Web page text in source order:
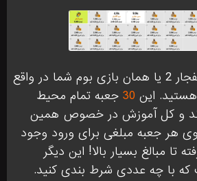
در این بازی انلاین انفجار 2 یا همان بازی بوم شما در واقع
این 30 جعبه تمام محیط
اند و کل آموزش در خصوص همین
هر جعبه مبلغی برای ورود وجود
تا مبالغ بسیار بالا! این دیگر
با چه عددی شرط بندی کنید.